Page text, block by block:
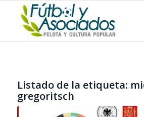
Listado de la etiqueta:
gregoritsch